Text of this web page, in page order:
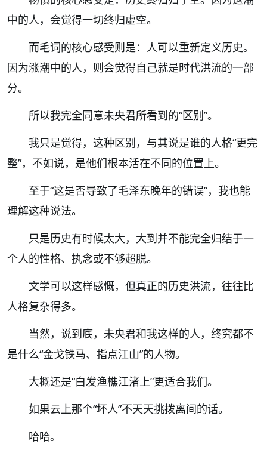
中的人，会觉得一切终归虚空。
而毛词的核心感受则是：人可以重新定义历史。
因为涨潮中的人，则会觉得自己就是时代洪流的一部
分。
所以我完全同意未央君所看到的“区别”。
我只是觉得，这种区别，与其说是谁的人格“更完
整”，不如说，是他们根本活在不同的位置上。
至于“这是否导致了毛泽东晚年的错误”，我也能
理解这种说法。
只是历史有时候太大，大到并不能完全归结于一
个人的性格、执念或不够超脱。
文学可以这样感慨，但真正的历史洪流，往往比
人格复杂得多。
当然，说到底，未央君和我这样的人，终究都不
是什么“金戈铁马、指点江山”的人物。
大概还是“白发渔樵江渚上”更适合我们。
如果云上那个“坏人”不天天挑拨离间的话。
哈哈。